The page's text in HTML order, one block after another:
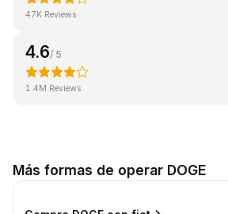
47K Reviews
4.6/ 5
1.4M Reviews
Más formas de operar DOGE